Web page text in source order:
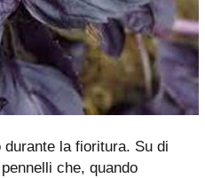
durante la fioritura. Su di
che, quando